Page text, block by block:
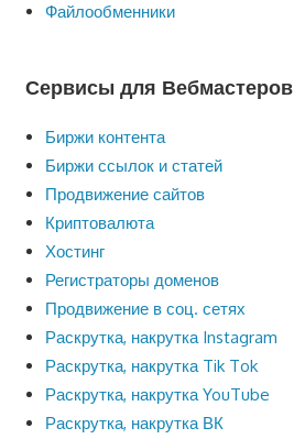
Файлообменники
Сервисы для Вебмастеров
Биржи контента
Биржи ссылок и статей
Продвижение сайтов
Криптовалюта
Хостинг
Регистраторы доменов
Продвижение в соц. сетях
Раскрутка, накрутка Instagram
Раскрутка, накрутка Tik Tok
Раскрутка, накрутка YouTube
Раскрутка, накрутка ВК